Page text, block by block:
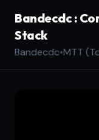
Bandecdc :
Stack
Bandecdc•MTT